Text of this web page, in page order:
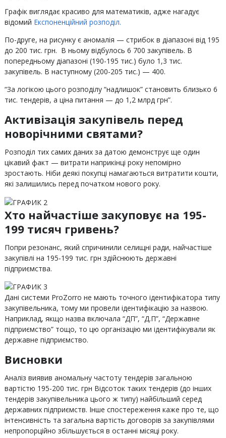
Графік виглядає красиво для математиків, адже нагадує
відомий Експоненційний розподіл.
По-друге, на рисунку є аномалія — стрибок в діапазоні від 195
до 200 тис. грн. В ньому відбулось 6 700 закупівель. В
попередньому діапазоні (190-195 тис.) було 1,3 тис.
закупівель. В наступному (200-205 тис.) — 400.
“За логікою цього розподілу “надлишок” становить близько 6
тис. тендерів, а ціна питання — до 1,2 млрд грн”.
Активізація закупівель перед
новорічними святами?
Розподіл тих самих даних за датою демонструє ще один
цікавий факт — витрати наприкінці року непомірно
зростають. Ніби деякі покупці намагаються витратити кошти,
які залишились перед початком нового року.
Хто найчастіше закуповує на 195-
199 тисяч гривень?
Попри резонанс, який спричинили селищні ради, найчастіше
закупівлі на 195-199 тис. грн здійснюють державні
підприємства.
Дані системи ProZorro не мають точного ідентифікатора типу
закупівельника, тому ми провели ідентифікацію за назвою.
Наприклад, якщо назва включала “ДП”, “Д.П”, “Державне
підприємство” тощо, то цю організацію ми ідентифікували як
державне підприємство.
Висновки
Аналіз виявив аномальну частоту тендерів загальною
вартістю 195-200 тис. грн Відсоток таких тендерів (до інших
тендерів закупівельника цього ж типу) найбільший серед
державних підприємств. Інше спостереження каже про те, що
інтенсивність та загальна вартість договорів за закупівлями
непропорційно збільшується в останні місяці року.